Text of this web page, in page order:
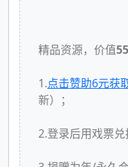
精品资源，价值55
1.点击赞助6元获
新）；
2.登录后用戏票兑